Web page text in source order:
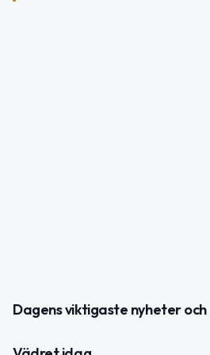
Dagens viktigaste nyheter